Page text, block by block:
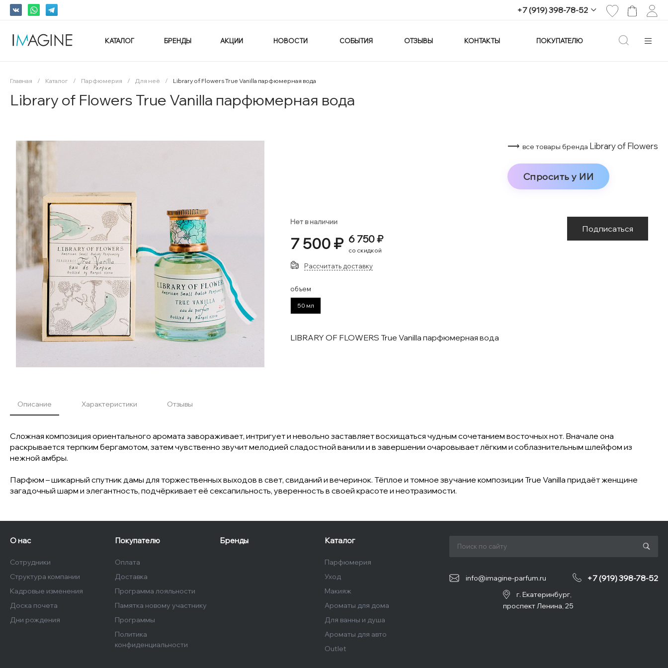
+7 (919) 398-78-52
+7 (919) 398-78-52
КАТАЛОГ БРЕНДЫ АКЦИИ НОВОСТИ СОБЫТИЯ ОТЗЫВЫ КОНТАКТЫ ПОКУПАТЕЛЮ
Главная / Каталог / Парфюмерия / Для неё / Library of Flowers True Vanilla парфюмерная вода
Library of Flowers True Vanilla парфюмерная вода
⟶ все товары бренда Library of Flowers
Спросить у ИИ
Нет в наличии
7 500 ₽ 6 750 ₽
со скидкой
Подписаться
Рассчитать доставку
объем
50 мл
LIBRARY OF FLOWERS True Vanilla парфюмерная вода
Описание Характеристики Отзывы
Сложная композиция ориентального аромата завораживает, интригует и невольно заставляет восхищаться чудным сочетанием восточных нот. Вначале она
раскрывается терпким бергамотом, затем чувственно звучит мелодией сладостной ванили и в завершении очаровывает лёгким и соблазнительным шлейфом из
нежной амбры.
Парфюм – шикарный спутник дамы для торжественных выходов в свет, свиданий и вечеринок. Тёплое и томное звучание композиции True Vanilla придаёт женщине
загадочный шарм и элегантность, подчёркивает её сексапильность, уверенность в своей красоте и неотразимости.
О нас
Сотрудники
Структура компании
Кадровые изменения
Доска почета
Дни рождения
Покупателю
Оплата
Доставка
Программа лояльности
Памятка новому участнику
Программы
Политика
конфиденциальности
Бренды Каталог
Парфюмерия
Уход
Макияж
Ароматы для дома
Для ванны и душа
Ароматы для авто
Outlet
info@imagine-parfum.ru +7 (919) 398-78-52
г. Екатеринбург,
проспект Ленина, 25